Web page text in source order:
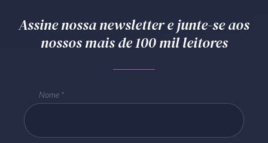
Assine nossa newsletter e junte-se aos
nossos mais de 100 mil leitores
Nome